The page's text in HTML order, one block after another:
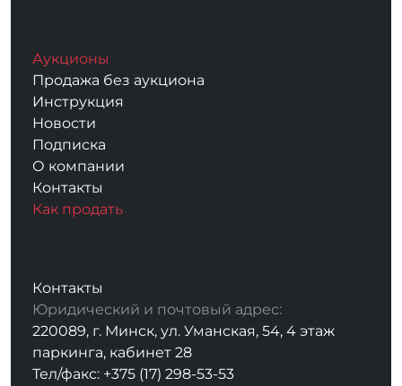
Аукционы
Продажа без аукциона
Инструкция
Новости
Подписка
О компании
Контакты
Как продать
Контакты
Юридический и почтовый адрес:
220089, г. Минск, ул. Уманская, 54, 4 этаж
паркинга, кабинет 28
Тел/факс: +375 (17) 298-53-53